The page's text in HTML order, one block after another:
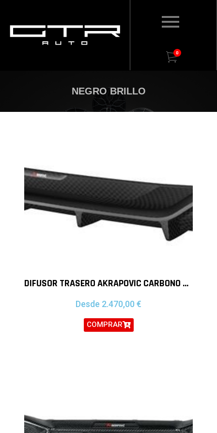
0
NEGRO BRILLO
DIFUSOR TRASERO AKRAPOVIC CARBONO AUDI RS6 AVANT C8 RS7 SPORTBACK C8
Desde 2.470,00 €
COMPRAR